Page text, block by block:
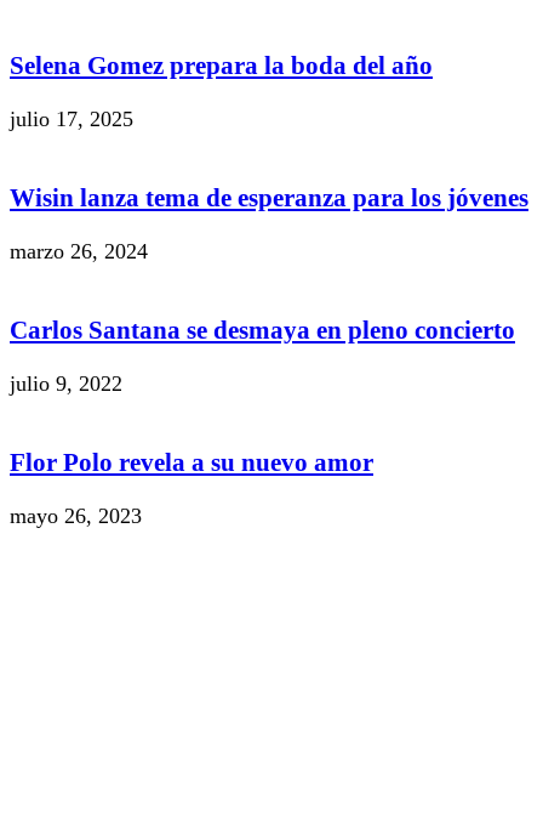
Selena Gomez prepara la boda del año
julio 17, 2025
Wisin lanza tema de esperanza para los jóvenes
marzo 26, 2024
Carlos Santana se desmaya en pleno concierto
julio 9, 2022
Flor Polo revela a su nuevo amor
mayo 26, 2023